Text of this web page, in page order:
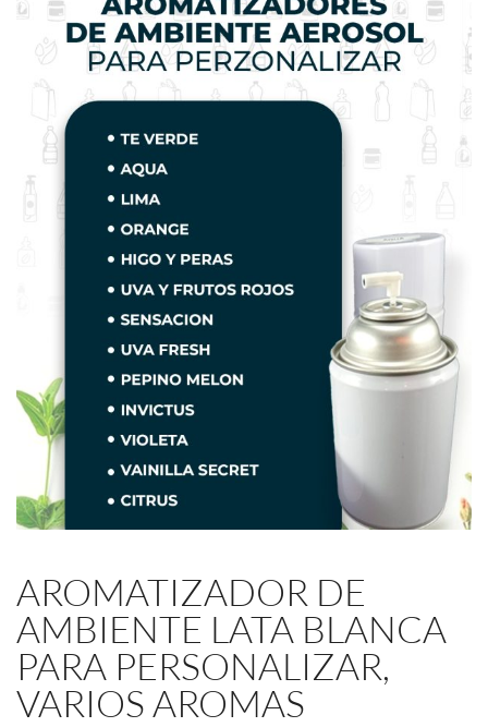
AROMATIZADOR DE
AMBIENTE LATA BLANCA
PARA PERSONALIZAR,
VARIOS AROMAS